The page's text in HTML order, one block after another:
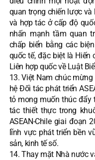
quan trọng chiến lược
và hợp tác ở cấp độ
nhấn mạnh tầm quan
chấp biển bằng các
quốc tế, đặc biệt là Hiến
Liên hợp quốc về Luật
13. Việt Nam chúc
hệ Đối tác phát triển
tỏ mong muốn thúc đẩy
tác thiết thực trong
ASEAN-Chile giai đoạn
lĩnh vực phát triển bền
sản, kinh tế số.
14. Thay mặt Nhà nước